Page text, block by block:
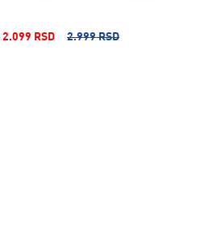
2.099 RSD 2.999 RSD